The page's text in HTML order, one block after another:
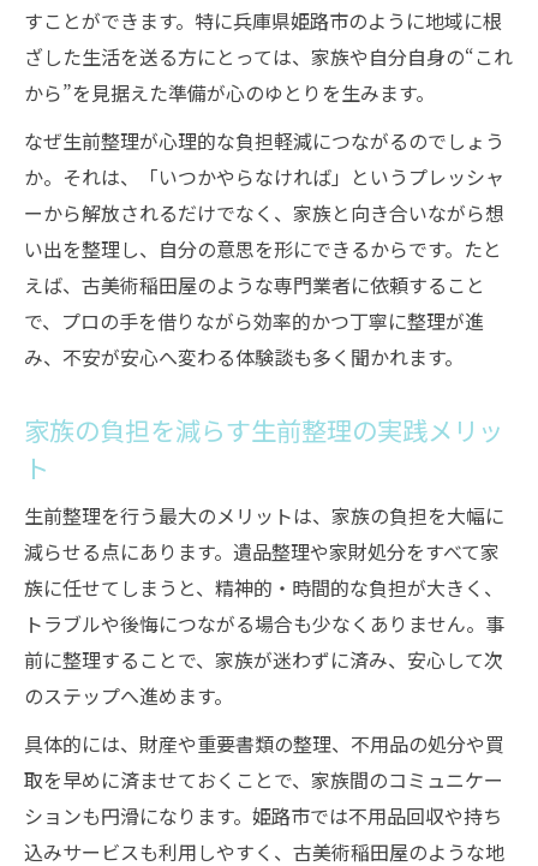
すことができます。特に兵庫県姫路市のように地域に根
ざした生活を送る方にとっては、家族や自分自身の“これ
から”を見据えた準備が心のゆとりを生みます。
なぜ生前整理が心理的な負担軽減につながるのでしょう
か。それは、「いつかやらなければ」というプレッシャ
ーから解放されるだけでなく、家族と向き合いながら想
い出を整理し、自分の意思を形にできるからです。たと
えば、古美術稲田屋のような専門業者に依頼すること
で、プロの手を借りながら効率的かつ丁寧に整理が進
み、不安が安心へ変わる体験談も多く聞かれます。
家族の負担を減らす生前整理の実践メリッ
ト
生前整理を行う最大のメリットは、家族の負担を大幅に
減らせる点にあります。遺品整理や家財処分をすべて家
族に任せてしまうと、精神的・時間的な負担が大きく、
トラブルや後悔につながる場合も少なくありません。事
前に整理することで、家族が迷わずに済み、安心して次
のステップへ進めます。
具体的には、財産や重要書類の整理、不用品の処分や買
取を早めに済ませておくことで、家族間のコミュニケー
ションも円滑になります。姫路市では不用品回収や持ち
込みサービスも利用しやすく、古美術稲田屋のような地